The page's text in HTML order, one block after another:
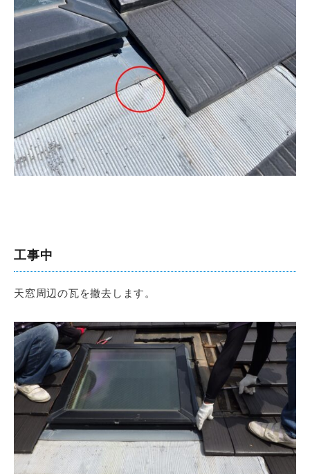
工事中
天窓周辺の瓦を撤去します。